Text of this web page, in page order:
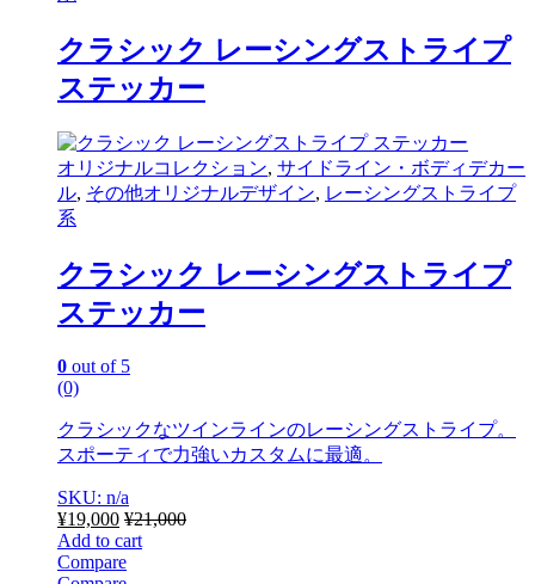
クラシック レーシングストライプ
ステッカー
オリジナルコレクション, サイドライン・ボディデカー
ル, その他オリジナルデザイン, レーシングストライプ
系
クラシック レーシングストライプ
ステッカー
0 out of 5
(0)
クラシックなツインラインのレーシングストライプ。
スポーティで力強いカスタムに最適。
SKU: n/a
¥19,000 ¥21,000
Add to cart
Compare